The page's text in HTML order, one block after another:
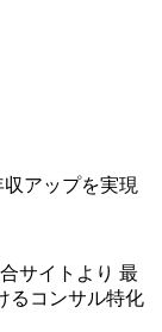
アップを実現
サイトより 最
るコンサル特化